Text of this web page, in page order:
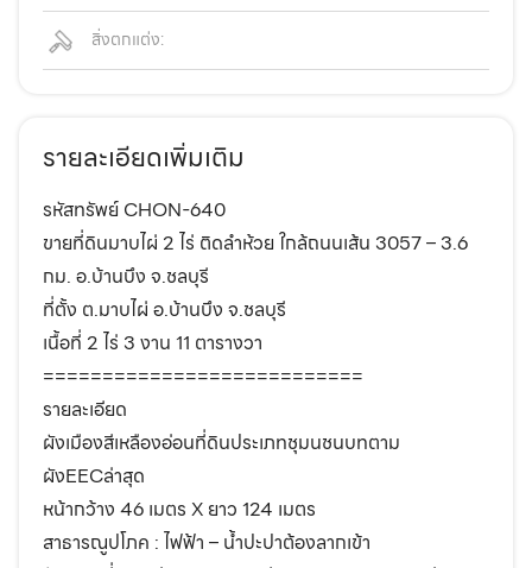
สิ่งตกแต่ง:
รายละเอียดเพิ่มเติม
รหัสทรัพย์ CHON-640
ขายที่ดินมาบไผ่ 2 ไร่ ติดลำห้วย ใกล้ถนนเส้น 3057 – 3.6
กม. อ.บ้านบึง จ.ชลบุรี
ที่ตั้ง ต.มาบไผ่ อ.บ้านบึง จ.ชลบุรี
เนื้อที่ 2 ไร่ 3 งาน 11 ตารางวา
===========================
รายละเอียด
ผังเมืองสีเหลืองอ่อนที่ดินประเภทชุมนชนบทตาม
ผังEECล่าสุด
หน้ากว้าง 46 เมตร X ยาว 124 เมตร
สาธารณูปโภค : ไฟฟ้า – น้ำปะปาต้องลากเข้า